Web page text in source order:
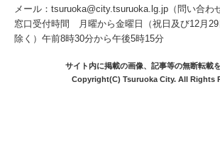
メール：tsuruoka@city.tsuruoka.lg.jp（問い合わ
窓口受付時間 月曜から金曜日（祝日及び12月29
除く）午前8時30分から午後5時15分
サイト内に掲載の画像、記事等の無断転載を
Copyright(C) Tsuruoka City. All Rights